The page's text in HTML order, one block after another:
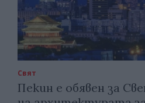
Свят
Пекин е обявен за